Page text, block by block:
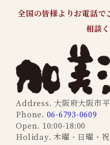
全国の皆様よりお電話で
相談
Address. 大阪府大阪市
Phone. 06-6793-0609
Open. 10:00-18:00
Holiday. 木曜・日曜・祝